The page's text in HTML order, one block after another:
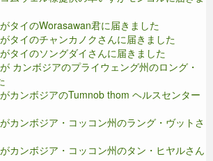
タイのWorasawan君に届きました
タイのチャンカノクさんに届きました
タイのソングダイさんに届きました
カンボジアのプライウェング州のロング・
カンボジアのTumnob thom ヘルスセンター
カンボジア・コッコン州のラング・ヴットさ
カンボジア・コッコン州のタン・ヒヤルさん